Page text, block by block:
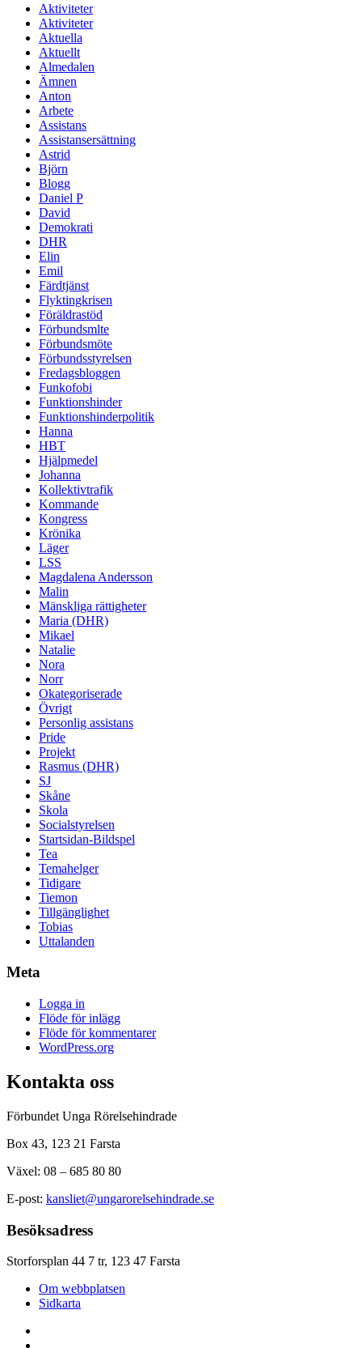
Aktiviteter
Aktiviteter
Aktuella
Aktuellt
Almedalen
Ämnen
Anton
Arbete
Assistans
Assistansersättning
Astrid
Björn
Blogg
Daniel P
David
Demokrati
DHR
Elin
Emil
Färdtjänst
Flyktingkrisen
Föräldrastöd
Förbundsmlte
Förbundsmöte
Förbundsstyrelsen
Fredagsbloggen
Funkofobi
Funktionshinder
Funktionshinderpolitik
Hanna
HBT
Hjälpmedel
Johanna
Kollektivtrafik
Kommande
Kongress
Krönika
Läger
LSS
Magdalena Andersson
Malin
Mänskliga rättigheter
Maria (DHR)
Mikael
Natalie
Nora
Norr
Okategoriserade
Övrigt
Personlig assistans
Pride
Projekt
Rasmus (DHR)
SJ
Skåne
Skola
Socialstyrelsen
Startsidan-Bildspel
Tea
Temahelger
Tidigare
Tiemon
Tillgänglighet
Tobias
Uttalanden
Meta
Logga in
Flöde för inlägg
Flöde för kommentarer
WordPress.org
Kontakta oss
Förbundet Unga Rörelsehindrade
Box 43, 123 21 Farsta
Växel: 08 – 685 80 80
E-post: kansliet@ungarorelsehindrade.se
Besöksadress
Storforsplan 44 7 tr, 123 47 Farsta
Om webbplatsen
Sidkarta